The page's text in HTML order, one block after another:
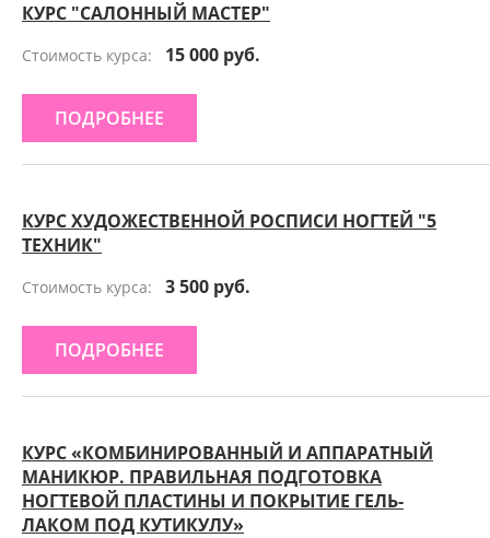
КУРС "САЛОННЫЙ МАСТЕР"
Стоимость курса: 15 000 руб.
ПОДРОБНЕЕ
КУРС ХУДОЖЕСТВЕННОЙ РОСПИСИ НОГТЕЙ "5
ТЕХНИК"
Стоимость курса: 3 500 руб.
ПОДРОБНЕЕ
КУРС «КОМБИНИРОВАННЫЙ И АППАРАТНЫЙ
МАНИКЮР. ПРАВИЛЬНАЯ ПОДГОТОВКА
НОГТЕВОЙ ПЛАСТИНЫ И ПОКРЫТИЕ ГЕЛЬ-
ЛАКОМ ПОД КУТИКУЛУ»